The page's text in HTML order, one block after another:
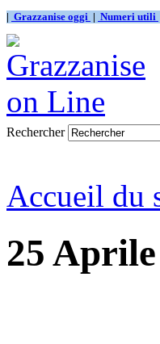
| Grazzanise oggi | Numeri utili
Rechercher
Accueil du
25 Aprile